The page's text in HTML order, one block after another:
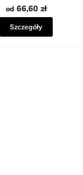
od 66,60 zł
Szczegóły